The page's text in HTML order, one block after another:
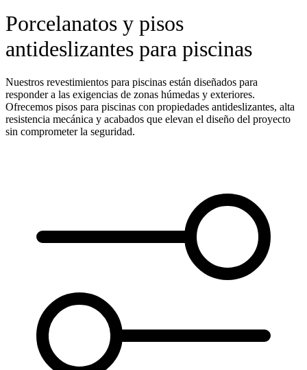
Porcelanatos y pisos
antideslizantes para piscinas
Nuestros revestimientos para piscinas están diseñados para
responder a las exigencias de zonas húmedas y exteriores.
Ofrecemos pisos para piscinas con propiedades antideslizantes, alta
resistencia mecánica y acabados que elevan el diseño del proyecto
sin comprometer la seguridad.